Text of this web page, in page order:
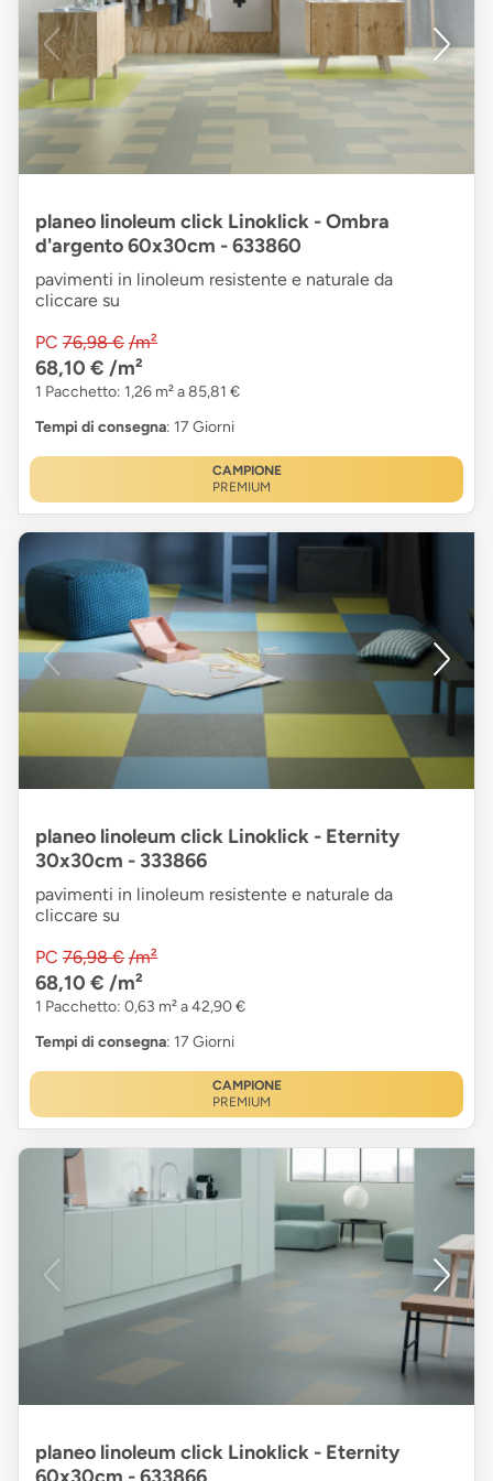
planeo linoleum click Linoklick - Ombra
d'argento 60x30cm - 633860
pavimenti in linoleum resistente e naturale da
cliccare su
PC 76,98 € /m²
68,10 € /m²
1 Pacchetto: 1,26 m² a 85,81 €
Tempi di consegna: 17 Giorni
CAMPIONE
PREMIUM
planeo linoleum click Linoklick - Eternity
30x30cm - 333866
pavimenti in linoleum resistente e naturale da
cliccare su
PC 76,98 € /m²
68,10 € /m²
1 Pacchetto: 0,63 m² a 42,90 €
Tempi di consegna: 17 Giorni
CAMPIONE
PREMIUM
planeo linoleum click Linoklick - Eternity